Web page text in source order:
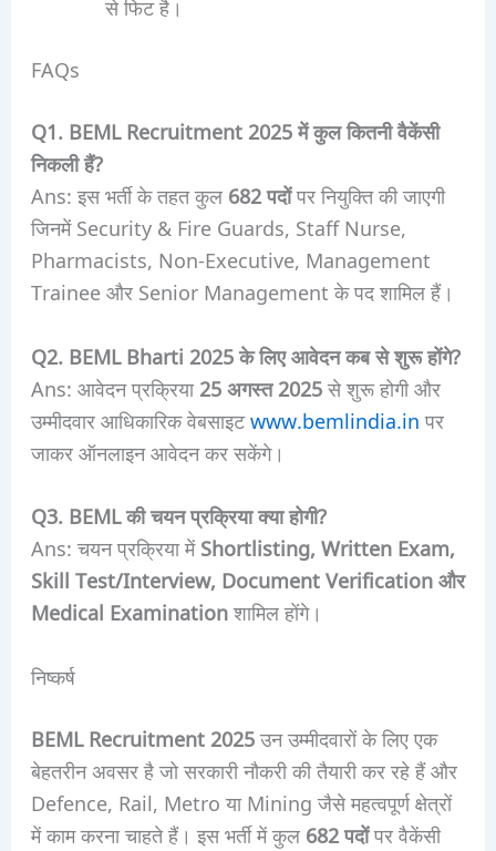
से फिट है।
FAQs
Q1. BEML Recruitment 2025 में कुल कितनी वैकेंसी
निकली हैं?
Ans: इस भर्ती के तहत कुल 682 पदोंपर नियुक्ति की जाएगी
जिनमें Security & Fire Guards, Staff Nurse,
Pharmacists, Non-Executive, Management
Trainee और Senior Management के पद शामिल हैं।
Q2. BEML Bharti 2025 के लिए आवेदन कब से शुरू होंगे?
Ans: आवेदन प्रक्रिया25 अगस्त 2025से शुरू होगी और
उम्मीदवार आधिकारिक वेबसाइटwww.bemlindia.inपर
जाकर ऑनलाइन आवेदन कर सकेंगे।
Q3. BEML की चयन प्रक्रिया क्या होगी?
Ans: चयन प्रक्रिया मेंShortlisting, Written Exam,
Skill Test/Interview, Document Verification और
Medical Examinationशामिल होंगे।
निष्कर्ष
BEML Recruitment 2025उन उम्मीदवारों के लिए एक
बेहतरीन अवसर है जो सरकारी नौकरी की तैयारी कर रहे हैं और
Defence, Rail, Metro या Mining जैसे महत्वपूर्ण क्षेत्रों
में काम करना चाहते हैं। इस भर्ती में कुल 682 पदोंपर वैकेंसी